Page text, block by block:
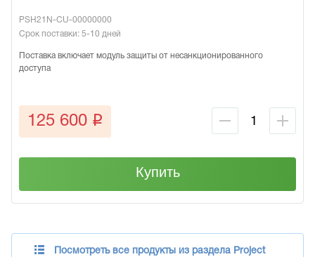
PSH21N-CU-00000000
Срок поставки: 5-10 дней
Поставка включает модуль защиты от несанкционированного
доступа
125 600 q
Купить
Посмотреть все продукты из раздела Project